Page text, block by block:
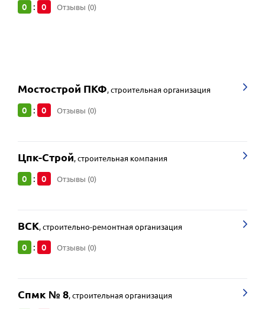
0 : 0 Отзывы (0)
Мостострой ПКФ,строительная организация
0 : 0 Отзывы (0)
Цпк-Строй,строительная компания
0 : 0 Отзывы (0)
ВСК,строительно-ремонтная организация
0 : 0 Отзывы (0)
Спмк № 8,строительная организация